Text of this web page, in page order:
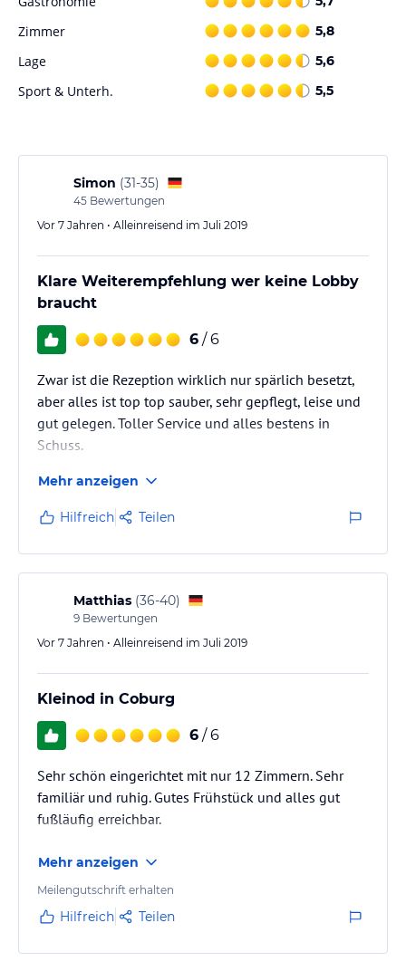
Zimmer 5,8
Lage 5,6
Sport & Unterh. 5,5
Simon (31-35)
45 Bewertungen
Vor 7 Jahren • Alleinreisend im Juli 2019
Klare Weiterempfehlung wer keine Lobby
braucht
6 / 6
Zwar ist die Rezeption wirklich nur spärlich besetzt,
aber alles ist top top sauber, sehr gepflegt, leise und
gut gelegen. Toller Service und alles bestens in
Schuss.
Mehr anzeigen
Hilfreich Teilen
Matthias (36-40)
9 Bewertungen
Vor 7 Jahren • Alleinreisend im Juli 2019
Kleinod in Coburg
6 / 6
Sehr schön eingerichtet mit nur 12 Zimmern. Sehr
familiär und ruhig. Gutes Frühstück und alles gut
fußläufig erreichbar.
Mehr anzeigen
Meilengutschrift erhalten
Hilfreich Teilen